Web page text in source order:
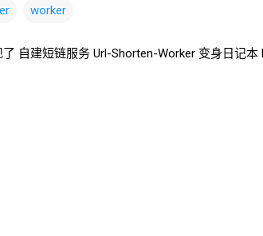
worker
自建短链服务 Url-Shorten-Worker 变身日记本